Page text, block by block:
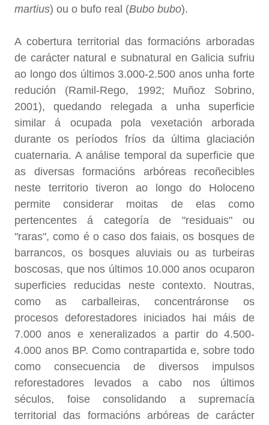
martius) ou o bufo real (Bubo bubo).
A cobertura territorial das formacións arboradas
de carácter natural e subnatural en Galicia sufriu
ao longo dos últimos 3.000-2.500 anos unha forte
redución (Ramil-Rego, 1992; Muñoz Sobrino,
2001), quedando relegada a unha superficie
similar á ocupada pola vexetación arborada
durante os períodos fríos da última glaciación
cuaternaria. A análise temporal da superficie que
as diversas formacións arbóreas recoñecibles
neste territorio tiveron ao longo do Holoceno
permite considerar moitas de elas como
pertencentes á categoría de "residuais" ou
"raras", como é o caso dos faiais, os bosques de
barrancos, os bosques aluviais ou as turbeiras
boscosas, que nos últimos 10.000 anos ocuparon
superficies reducidas neste contexto. Noutras,
como as carballeiras, concentráronse os
procesos deforestadores iniciados hai máis de
7.000 anos e xeneralizados a partir do 4.500-
4.000 anos BP. Como contrapartida e, sobre todo
como consecuencia de diversos impulsos
reforestadores levados a cabo nos últimos
séculos, foise consolidando a supremacía
territorial das formacións arbóreas de carácter